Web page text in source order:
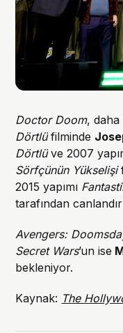
Doctor Doom, daha
Dörtlüfilminde
Dörtlüve 2007
Sörfçünün Yükselişi
2015 yapımı
tarafından
Avengers:
Secret Wars’un ise
bekleniyor.
Kaynak: The